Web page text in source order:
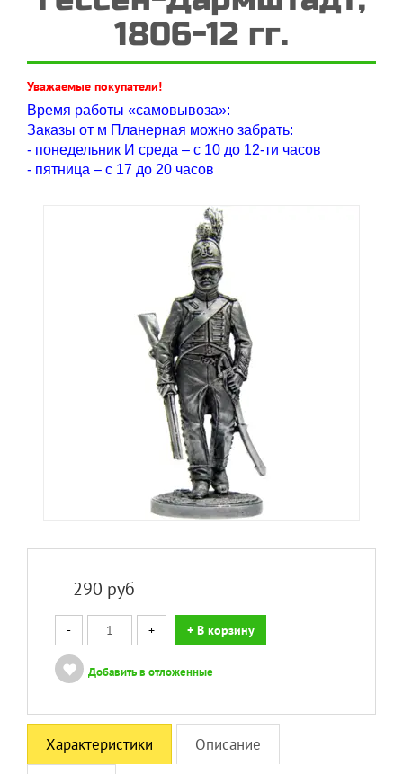
1806-12 гг.
Уважаемые покупатели!
Время работы «самовывоза»:
Заказы от м Планерная можно забрать:
- понедельник И среда – с 10 до 12-ти часов
- пятница – с 17 до 20 часов
290 руб
- + + В корзину
Добавить в отложенные
Характеристики Описание